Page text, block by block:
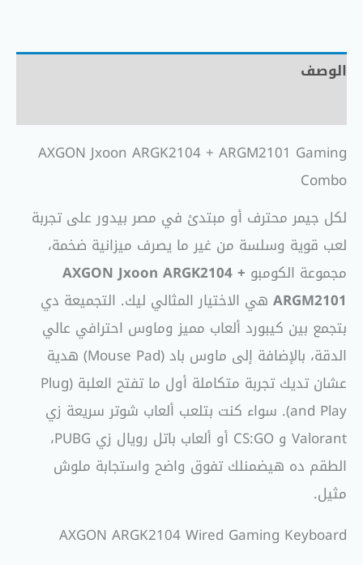
الوصف
AXGON Jxoon ARGK2104 + ARGM2101 Gaming
Combo
لكل جيمر محترف أو مبتدئ في مصر بيدور على تجربة
لعب قوية وسلسة من غير ما يصرف ميزانية ضخمة،
مجموعة الكومبو AXGON Jxoon ARGK2104 +
ARGM2101 هي الاختيار المثالي ليك. التجميعة دي
بتجمع بين كيبورد ألعاب مميز وماوس احترافي عالي
الدقة، بالإضافة إلى ماوس باد (Mouse Pad) هدية
عشان تديك تجربة متكاملة أول ما تفتح العلبة (Plug
and Play). سواء كنت بتلعب ألعاب شوتر سريعة زي
Valorant و CS:GO أو ألعاب باتل رويال زي PUBG،
الطقم ده هيضمنلك تفوق واضح واستجابة ملوش
مثيل.
AXGON ARGK2104 Wired Gaming Keyboard